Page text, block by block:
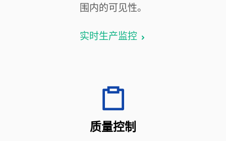
围内的可见性。
实时生产监控
质量控制